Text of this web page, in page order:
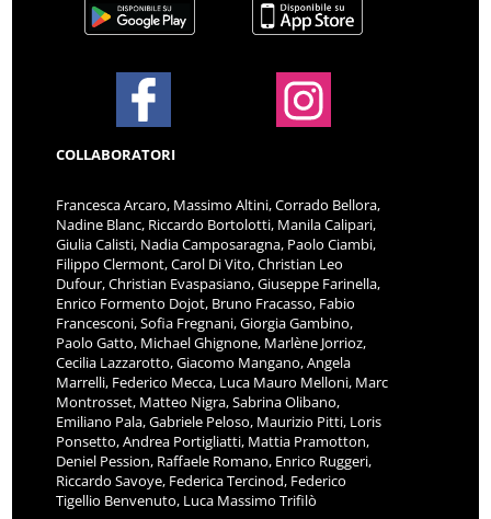
COLLABORATORI
Francesca Arcaro, Massimo Altini, Corrado Bellora,
Nadine Blanc, Riccardo Bortolotti, Manila Calipari,
Giulia Calisti, Nadia Camposaragna, Paolo Ciambi,
Filippo Clermont, Carol Di Vito, Christian Leo
Dufour, Christian Evaspasiano, Giuseppe Farinella,
Enrico Formento Dojot, Bruno Fracasso, Fabio
Francesconi, Sofia Fregnani, Giorgia Gambino,
Paolo Gatto, Michael Ghignone, Marlène Jorrioz,
Cecilia Lazzarotto, Giacomo Mangano, Angela
Marrelli, Federico Mecca, Luca Mauro Melloni, Marc
Montrosset, Matteo Nigra, Sabrina Olibano,
Emiliano Pala, Gabriele Peloso, Maurizio Pitti, Loris
Ponsetto, Andrea Portigliatti, Mattia Pramotton,
Deniel Pession, Raffaele Romano, Enrico Ruggeri,
Riccardo Savoye, Federica Tercinod, Federico
Tigellio Benvenuto, Luca Massimo Trifilò